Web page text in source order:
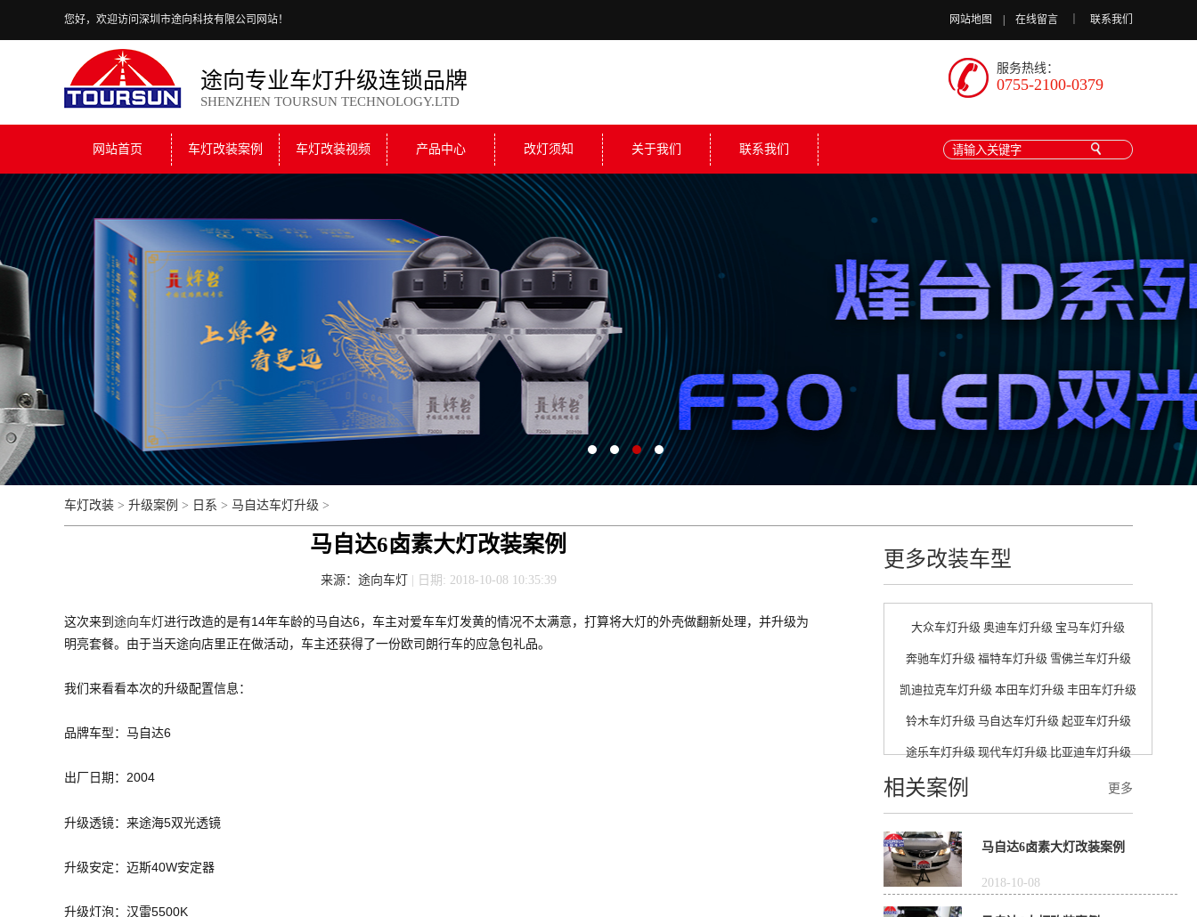
您好，欢迎访问深圳市途向科技有限公司网站！ 网站地图 在线留言 联系我们
途向专业车灯升级连锁品牌
SHENZHEN TOURSUN TECHNOLOGY.LTD
服务热线：
0755-2100-0379
网站首页 车灯改装案例 车灯改装视频 产品中心 改灯须知 关于我们 联系我们
车灯改装 > 升级案例 > 日系 > 马自达车灯升级 >
马自达6卤素大灯改装案例
来源： 途向车灯 | 日期: 2018-10-08 10:35:39
这次来到 途向车灯进行改造的是有14年车龄的马自达6，车主对爱车车灯发黄的情况不太满意，打算将大灯的外壳做翻新处理，并升级为
明亮套餐。由于当天途向店里正在做活动，车主还获得了一份欧司朗行车的应急包礼品。
我们来看看本次的升级配置信息：
品牌车型：马自达6
出厂日期：2004
升级透镜：来途海5双光透镜
升级安定：迈斯40W安定器
升级灯泡：汉雷5500K
更多改装车型
大众车灯升级 奥迪车灯升级 宝马车灯升级
奔驰车灯升级 福特车灯升级 雪佛兰车灯升级
凯迪拉克车灯升级 本田车灯升级 丰田车灯升级
铃木车灯升级 马自达车灯升级 起亚车灯升级
途乐车灯升级 现代车灯升级 比亚迪车灯升级
相关案例 更多
马自达6卤素大灯改装案例
2018-10-08